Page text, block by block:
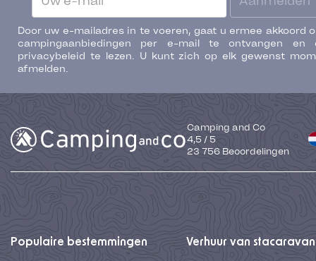
Door uw e-mailadres in te voeren, gaat u ermee akkoord
campingaanbiedingen per e-mail te ontvangen en
privacybeleid te lezen. U kunt zich op elk gewenst
afmelden.
Camping and Co
4,5/5
23 756Beoordelingen
Populaire bestemmingen Verhuur van